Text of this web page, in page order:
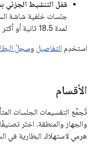
قفل التنشيط الجزئي
جلسات خلفية شاشة
لمدة 18.5 ثانية أو أكثر في الساعة.
استخدِم التفاصيل وسجلّ
الأقسام
تُجمِّع التقسيمات الجلسات
والجهاز والمنطقة. اختَر
هرمي لاستهلاك البطارية في